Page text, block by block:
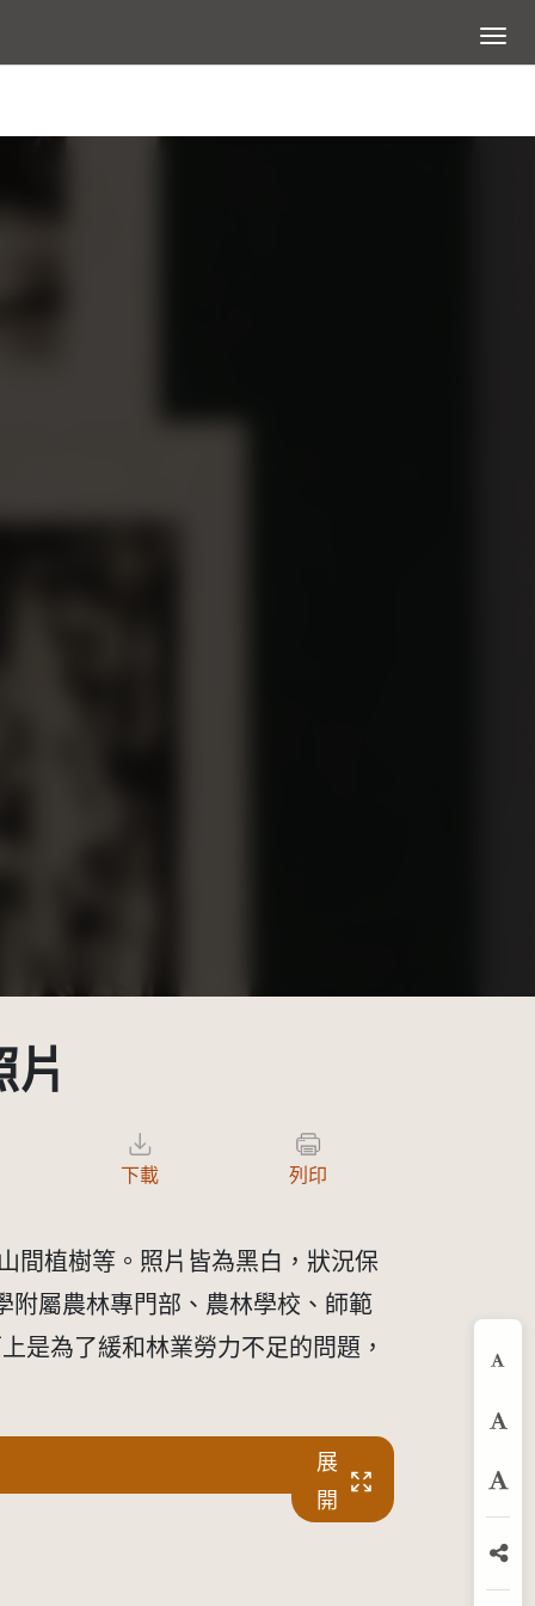
展開選
片
下載 列印
間植樹等。照片皆為黑白，狀況保
附屬農林專門部、農林學校、師範
是為了緩和林業勞力不足的問題，
展
開
放
分